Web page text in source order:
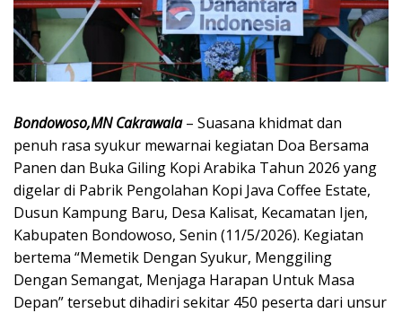
Bondowoso,MN Cakrawala– Suasana khidmat dan
penuh rasa syukur mewarnai kegiatan Doa Bersama
Panen dan Buka Giling Kopi Arabika Tahun 2026 yang
digelar di Pabrik Pengolahan Kopi Java Coffee Estate,
Dusun Kampung Baru, Desa Kalisat, Kecamatan Ijen,
Kabupaten Bondowoso, Senin (11/5/2026). Kegiatan
bertema “Memetik Dengan Syukur, Menggiling
Dengan Semangat, Menjaga Harapan Untuk Masa
Depan” tersebut dihadiri sekitar 450 peserta dari unsur